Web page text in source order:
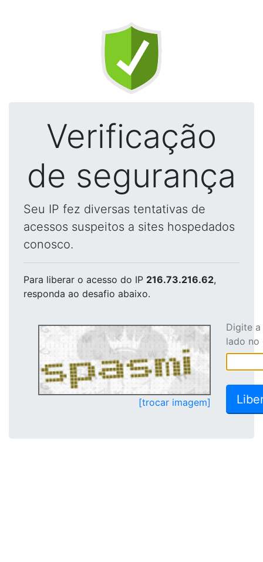
Verificação
de segurança
Seu IP fez diversas tentativas de
acessos suspeitos a sites hospedados
conosco.
Para liberar o acesso do IP 216.73.216.62,
responda ao desafio abaixo.
[trocar imagem]
Digite
lado no